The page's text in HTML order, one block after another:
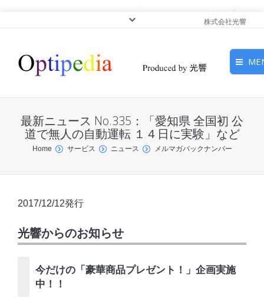
株式会社光響
ピックアップ
最新ニュース No.335：「愛知県 全国初 公
道で無人の自動運転 １４日に実験」など
You are here:
Home サービス ニュース メルマガバックナンバー
2017/12/12発行
光響からのお知らせ
今だけの「豪華商品プレゼント！」企画実施
中！！